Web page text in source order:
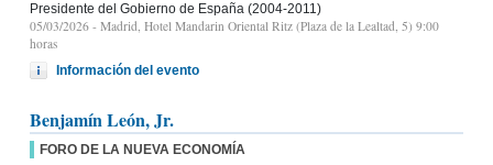
Presidente del Gobierno de España (2004-2011)
05/03/2026 - Madrid, Hotel Mandarin Oriental Ritz (Plaza de la Lealtad, 5) 9:00
horas
Información del evento
Benjamín León, Jr.
FORO DE LA NUEVA ECONOMÍA